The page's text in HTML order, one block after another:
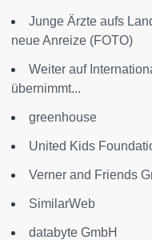
Junge Ärzte aufs
neue Anreize (FOTO)
Weiter auf
übernimmt...
greenhouse
United Kids
Verner and Friends
SimilarWeb
databyte GmbH